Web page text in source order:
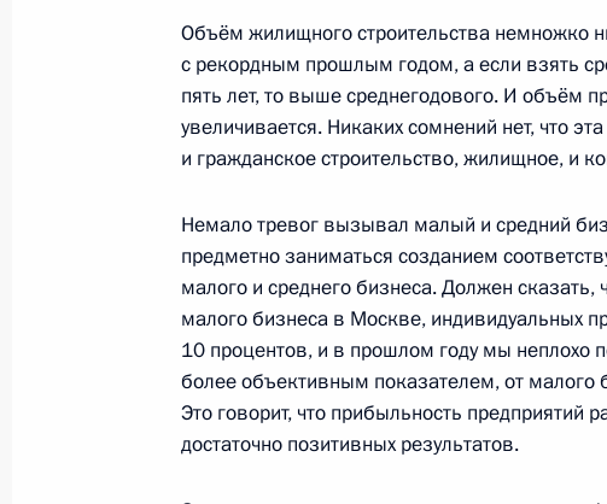
22 сентября 2017 года, 18:15
Заседание Совета по стратегическому
проектам
Совместное заседание Госсовета и
достижения целевых показателей
развития
Объём жилищного строительства немножко
с рекордным прошлым годом, а если взять
пять лет, то выше среднегодового. И объём
увеличивается. Никаких сомнений нет, что
и гражданское строительство, жилищное, и
Немало тревог вызывал малый и средний
предметно заниматься созданием
малого и среднего бизнеса. Должен сказать,
малого бизнеса в Москве, индивидуальных
10 процентов, и в прошлом году мы неплохо
более объективным показателем, от
Это говорит, что прибыльность предприятий
достаточно позитивных результатов.